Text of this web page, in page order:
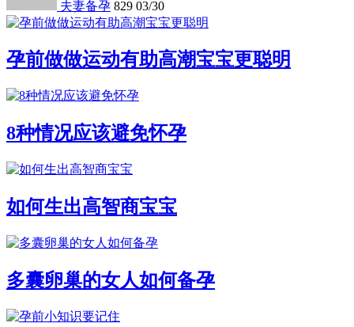
夫妻备孕 829 03/30
孕前做做运动有助高潮宝宝更聪明
8种情况应该避免怀孕
如何生出高智商宝宝
多囊卵巢的女人如何备孕